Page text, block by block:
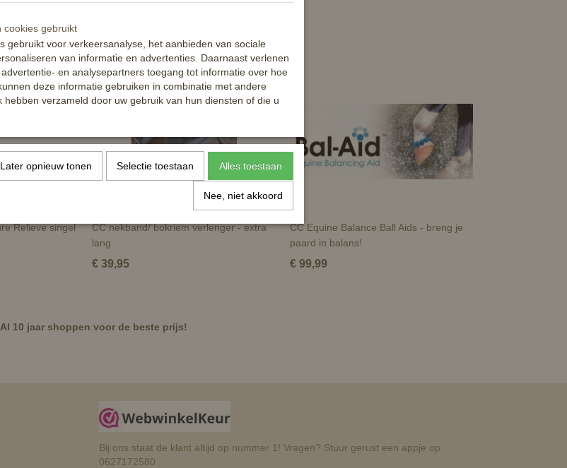
Relieve singel
CC nekband/ bokriem verlenger - extra
lang
€ 39,95
CC Equine Balance Ball Aids - breng je
paard in balans!
€ 99,99
Al 10 jaar shoppen voor de beste prijs!
Bij ons staat de klant altijd op nummer 1! Vragen? Stuur gerust een appje op
0627172580
cookies gebruikt
gebruikt voor verkeersanalyse, het aanbieden van sociale
van informatie en advertenties. Daarnaast verlenen
en analysepartners toegang tot informatie over hoe
deze informatie gebruiken in combinatie met andere
hebben verzameld door uw gebruik van hun diensten of die u
Later opnieuw tonen Selectie toestaan Alles toestaan
Nee, niet akkoord